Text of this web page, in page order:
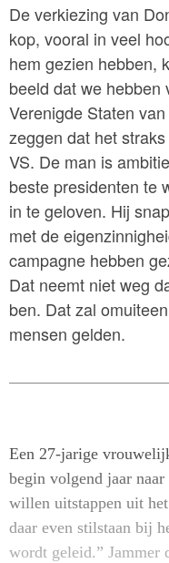
De verkiezing van
kop, vooral in veel
hem gezien hebben,
beeld dat we hebben
Verenigde Staten
zeggen dat het straks
VS. De man is
beste presidenten te
in te geloven. Hij
met de
campagne hebben
Dat neemt niet weg
ben. Dat zal
mensen gelden.
Een 27-jarige
begin volgend jaar
willen uitstappen uit
daar even stilstaan bij
wordt geleid.” Jammer